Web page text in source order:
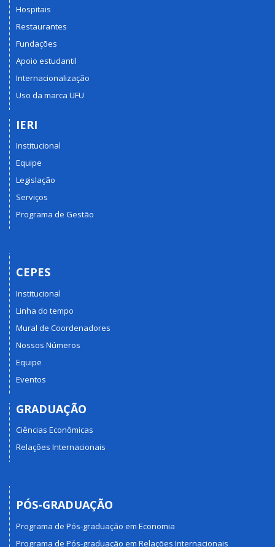
Hospitais
Restaurantes
Fundações
Apoio estudantil
Internacionalização
Uso da marca UFU
IERI
Institucional
Equipe
Legislação
Serviços
Programa de Gestão
CEPES
Institucional
Linha do tempo
Mural de Coordenadores
Nossos Números
Equipe
Eventos
GRADUAÇÃO
Ciências Econômicas
Relações Internacionais
PÓS-GRADUAÇÃO
Programa de Pós-graduação em Economia
Programa de Pós-graduação em Relações Internacionais